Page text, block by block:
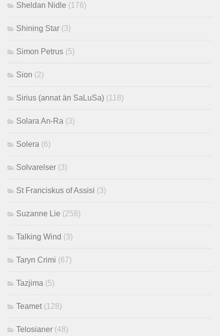
Sheldan Nidle (176)
Shining Star (3)
Simon Petrus (5)
Sion (2)
Sirius (annat än SaLuSa) (118)
Solara An-Ra (3)
Solera (6)
Solvarelser (3)
St Franciskus of Assisi (3)
Suzanne Lie (258)
Talking Wind (3)
Taryn Crimi (67)
Tazjima (5)
Teamet (128)
Telosianer (48)